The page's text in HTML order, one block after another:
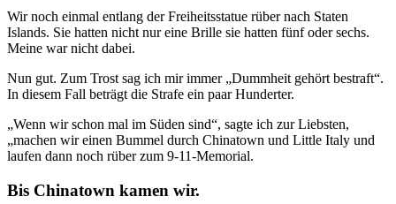
Wir noch einmal entlang der Freiheitsstatue rüber nach Staten
Islands. Sie hatten nicht nur eine Brille sie hatten fünf oder sechs.
Meine war nicht dabei.
Nun gut. Zum Trost sag ich mir immer „Dummheit gehört bestraft“.
In diesem Fall beträgt die Strafe ein paar Hunderter.
„Wenn wir schon mal im Süden sind“, sagte ich zur Liebsten,
„machen wir einen Bummel durch Chinatown und Little Italy und
laufen dann noch rüber zum 9-11-Memorial.
Bis Chinatown kamen wir.